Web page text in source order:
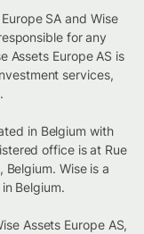
SA and Wise
for any
Assets Europe AS is
services,
in Belgium with
office is at Rue
Wise is a
Belgium.
Assets Europe AS,